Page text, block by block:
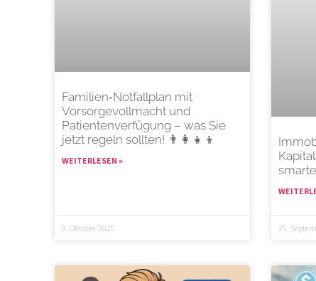
Familien‑Notfallplan mit
Vorsorgevollmacht und
Patientenverfügung – was Sie
jetzt regeln sollten! 👨‍👩‍👧‍👦
WEITERLESEN »
9. Oktober 2025 25.